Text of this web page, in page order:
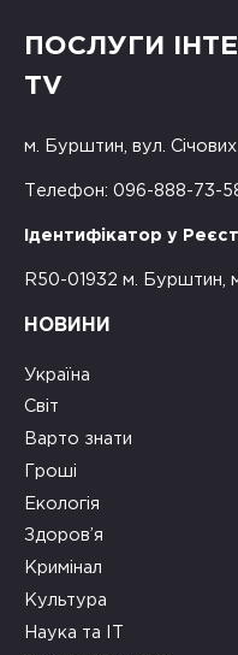
ПОСЛУГИ
TV
м. Бурштин, вул. Січових
Телефон: 096-888-73-
Ідентифікатор у
R50-01932 м. Бурштин,
НОВИНИ
Україна
Світ
Варто знати
Гроші
Екологія
Здоров’я
Кримінал
Культура
Наука та ІТ